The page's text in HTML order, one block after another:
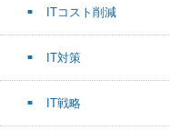
ITコスト削減
IT対策
IT戦略